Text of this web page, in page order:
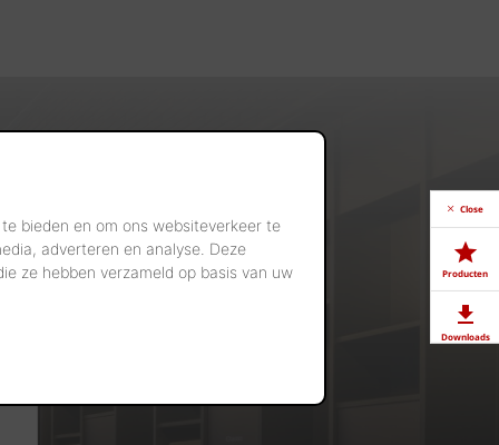
bieden en om ons websiteverkeer te
adverteren en analyse. Deze
ze hebben verzameld op basis van uw
Close
Producten
Downloads